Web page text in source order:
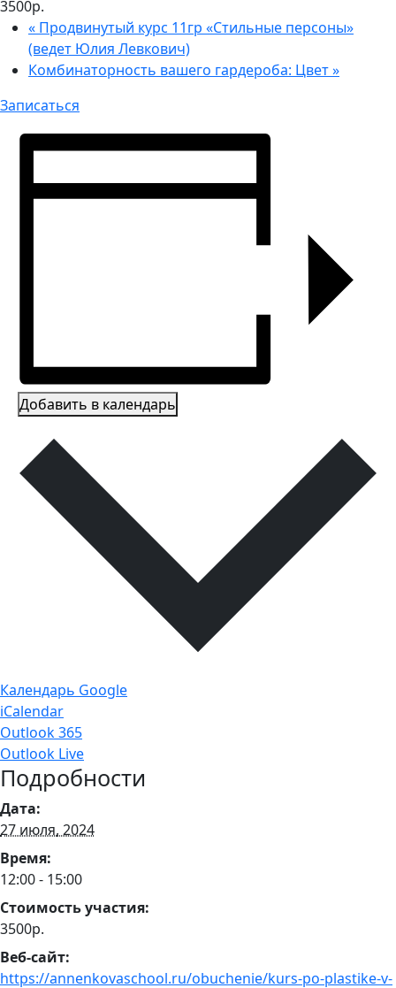
3500р.
« Продвинутый курс 11гр «Стильные персоны»
(ведет Юлия Левкович)
Комбинаторность вашего гардероба: Цвет»
Записаться
Добавить в календарь
Календарь Google
iCalendar
Outlook 365
Outlook Live
Подробности
Дата:
27 июля, 2024
Время:
12:00 - 15:00
Стоимость участия:
3500р.
Веб-сайт:
https://annenkovaschool.ru/obuchenie/kurs-po-plastike-v-